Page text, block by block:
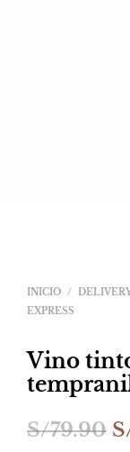
INICIO /
EXPRESS
Vino
S/79.90